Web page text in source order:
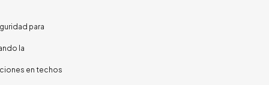
para
la
en techos